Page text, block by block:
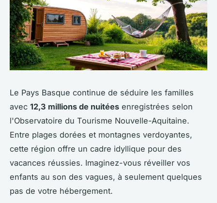
Le Pays Basque continue de séduire les familles
avec 12,3 millions de nuitées enregistrées selon
l'Observatoire du Tourisme Nouvelle-Aquitaine.
Entre plages dorées et montagnes verdoyantes,
cette région offre un cadre idyllique pour des
vacances réussies. Imaginez-vous réveiller vos
enfants au son des vagues, à seulement quelques
pas de votre hébergement.